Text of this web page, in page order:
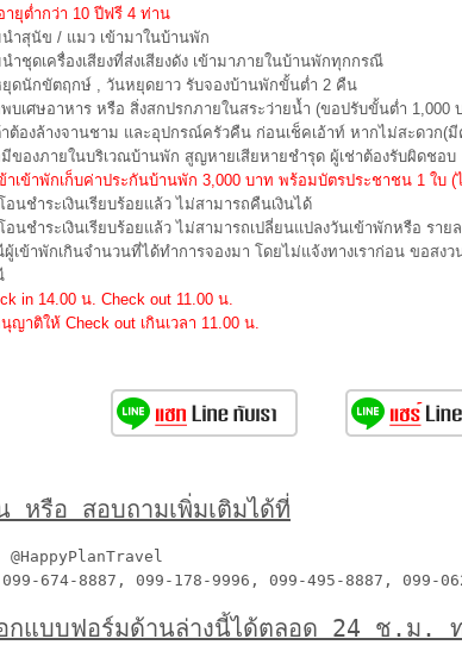
ายุต่ำกว่า 10 ปีฟรี 4 ท่าน
ำสุนัข / แมว เข้ามาในบ้านพัก
ำชุดเครื่องเสียงที่ส่งเสียงดัง เข้ามาภายในบ้านพักทุกกรณี
ดนักขัตฤกษ์ , วันหยุดยาว รับจองบ้านพักขั้นต่ำ 2 คืน
บเศษอาหาร หรือ สิ่งสกปรกภายในสระว่ายน้ำ (ขอปรับขั้นต่ำ 1,000
ต้องล้างจานชาม และอุปกรณ์ครัวคืน ก่อนเช็คเอ้าท์ หากไม่สะดวก(มี
ของภายในบริเวณบ้านพัก สูญหายเสียหายชำรุด ผู้เช่าต้องรับผิดชอบ
าเข้าพักเก็บค่าประกันบ้านพัก 3,000 บาท พร้อมบัตรประชาชน 1 ใบ
อนชำระเงินเรียบร้อยแล้ว ไม่สามารถคืนเงินได้
อนชำระเงินเรียบร้อยแล้ว ไม่สามารถเปลี่ยนแปลงวันเข้าพักหรือ ราย
เข้าพักเกินจำนวนที่ได้ทำการจองมา โดยไม่แจ้งทางเราก่อน ขอสง
in 14.00 น. Check out 11.00 น.
ญาติให้ Check out เกินเวลา 11.00 น.
หรือ สอบถามเพิ่มเติมได้ที่
@HappyPlanTravel
099-674-8887, 099-178-9996, 099-495-8887, 099-
กแบบฟอร์มด้านล่างนี้ได้ตลอด 24 ช.ม. ท